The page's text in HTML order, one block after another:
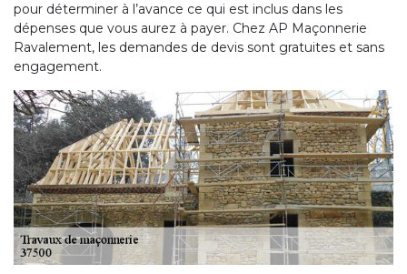
pour déterminer à l’avance ce qui est inclus dans les
dépenses que vous aurez à payer. Chez AP Maçonnerie
Ravalement, les demandes de devis sont gratuites et sans
engagement.